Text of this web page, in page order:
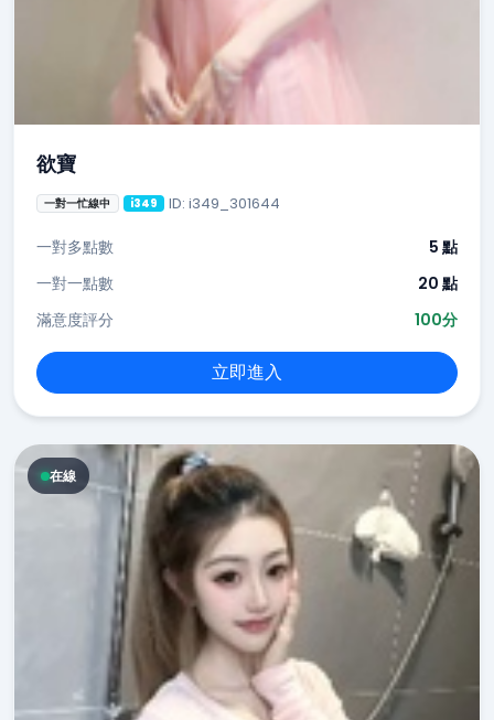
欲寶
一對一忙線中 i349 ID: i349_301644
一對多點數
5 點
一對一點數
20 點
滿意度評分
100分
立即進入
在線